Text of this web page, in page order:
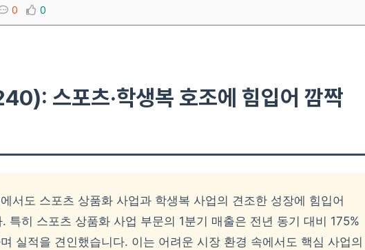
0 0
스포츠·학생복 호조에 힘입어 깜짝
서도 스포츠 상품화 사업과 학생복 사업의 견조한 성장에 힘입어
특히 스포츠 상품화 사업 부문의 1분기 매출은 전년 동기 대비 175%
실적을 견인했습니다. 이는 어려운 시장 환경 속에서도 핵심 사업의